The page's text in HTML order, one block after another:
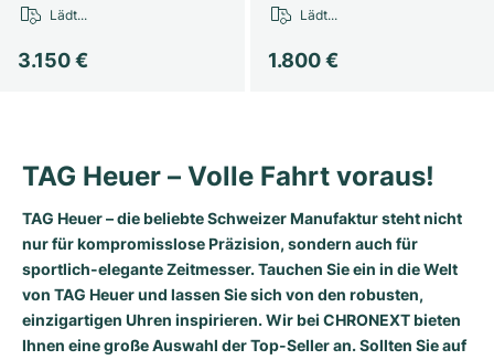
3.150 €
Lädt...
1.800 €
Lädt...
TAG Heuer – Volle Fahrt voraus!
TAG Heuer – die beliebte Schweizer Manufaktur steht nicht
nur für kompromisslose Präzision, sondern auch für
sportlich-elegante Zeitmesser. Tauchen Sie ein in die Welt
von TAG Heuer und lassen Sie sich von den robusten,
einzigartigen Uhren inspirieren. Wir bei CHRONEXT bieten
Ihnen eine große Auswahl der Top-Seller an. Sollten Sie auf